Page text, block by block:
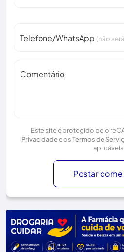
Telefone/WhatsApp (não
Comentário
Este site é protegido pelo
Privacidadee osTermos de
Postar